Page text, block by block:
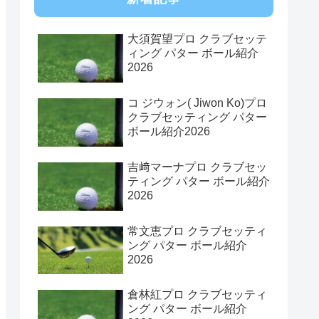
大須賀望プロ クラブセッテ
ィング パター ボール紹介
2026
コ ジウォン( Jiwon Ko)プロ
クラブセッティング パター
ボール紹介2026
吉﨑マーナプロ クラブセッ
ティング パター ボール紹介
2026
常文恵プロ クラブセッティ
ング パター ボール紹介
2026
倉林紅プロ クラブセッティ
ング パター ボール紹介